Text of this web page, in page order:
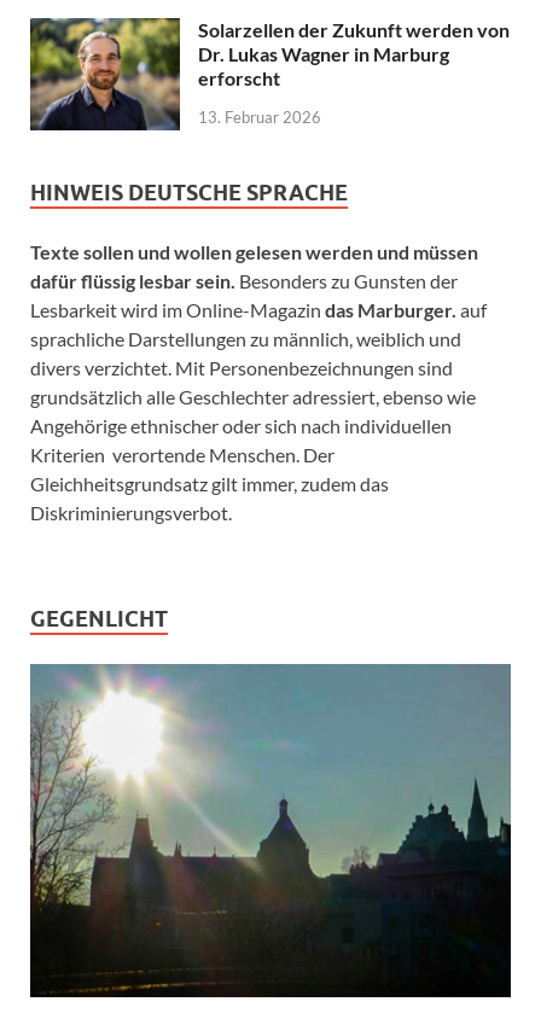
Solarzellen der Zukunft werden von
Dr. Lukas Wagner in Marburg
erforscht
13. Februar 2026
HINWEIS DEUTSCHE SPRACHE
Texte sollen und wollen gelesen werden und müssen
dafür flüssig lesbar sein. Besonders zu Gunsten der
Lesbarkeit wird im Online-Magazin das Marburger. auf
sprachliche Darstellungen zu männlich, weiblich und
divers verzichtet. Mit Personenbezeichnungen sind
grundsätzlich alle Geschlechter adressiert, ebenso wie
Angehörige ethnischer oder sich nach individuellen
Kriterien verortende Menschen. Der
Gleichheitsgrundsatz gilt immer, zudem das
Diskriminierungsverbot.
GEGENLICHT